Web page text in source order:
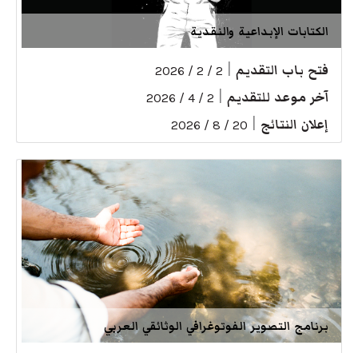
الكتابات الإبداعية والنقدية
فتح باب التقديم 2 / 2 / 2026
آخر موعد للتقديم 2 / 4 / 2026
إعلان النتائج 20 / 8 / 2026
برنامج التصوير الفوتوغرافي الوثائقي العربي